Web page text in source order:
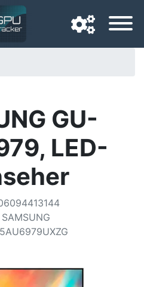
GU-
LED-
SAMSUNG